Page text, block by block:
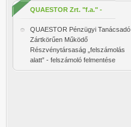
QUAESTOR Zrt. "f.a." -
felmentés
QUAESTOR Pénzügyi Tanácsadó
Zártkörűen Működő
Részvénytársaság „felszámolás
alatt” - felszámoló felmentése